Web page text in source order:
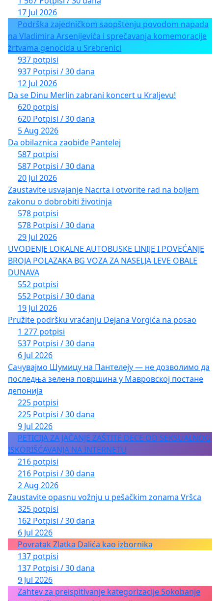
17 Jul 2026
Podrška zajedničkom saopštenju povodom napada
na Vladimira Arsenijevića i sprečavanja komemoracije
žrtvama genocida u Srebrenici
937 potpisi
937 Potpisi / 30 dana
12 Jul 2026
Da se Dinu Merlin zabrani koncert u Kraljevu!
620 potpisi
620 Potpisi / 30 dana
5 Aug 2026
Da obilaznica zaobiđe Pantelej
587 potpisi
587 Potpisi / 30 dana
20 Jul 2026
Zaustavite usvajanje Nacrta i otvorite rad na boljem
zakonu o dobrobiti životinja
578 potpisi
578 Potpisi / 30 dana
29 Jul 2026
UVOĐENJE LOKALNE AUTOBUSKE LINIJE I POVEĆANJE
BROJA POLAZAKA BG VOZA ZA NASELJA LEVE OBALE
DUNAVA
552 potpisi
552 Potpisi / 30 dana
19 Jul 2026
Pružite podršku vraćanju Dejana Vorgića na posao
1 277 potpisi
537 Potpisi / 30 dana
6 Jul 2026
Сачувајмо Шумицу на Пантелеју — не дозволимо да
последња зелена површина у Мавровској постане
депонија
225 potpisi
225 Potpisi / 30 dana
9 Jul 2026
PETICIJA ZA JAČANJE ZAŠTITE DECE OD SEKSUALNOG
ISKORIŠĆAVANJA NA INTERNETU
216 potpisi
216 Potpisi / 30 dana
2 Aug 2026
Zaustavite opasnu vožnju u pešačkim zonama Vršca
325 potpisi
162 Potpisi / 30 dana
6 Jul 2026
Povratak Zlatka Dalića kao izbornika
137 potpisi
137 Potpisi / 30 dana
9 Jul 2026
Zahtev za preispitivanje kategorizacije Sokobanje